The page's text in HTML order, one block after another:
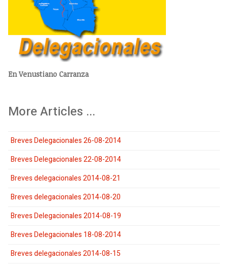
En Venustiano Carranza
More Articles ...
Breves Delegacionales 26-08-2014
Breves Delegacionales 22-08-2014
Breves delegacionales 2014-08-21
Breves delegacionales 2014-08-20
Breves Delegacionales 2014-08-19
Breves Delegacionales 18-08-2014
Breves delegacionales 2014-08-15